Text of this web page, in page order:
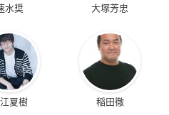
」まで収録計330P
ら
水奨 大塚芳忠
夏樹 稲田徹